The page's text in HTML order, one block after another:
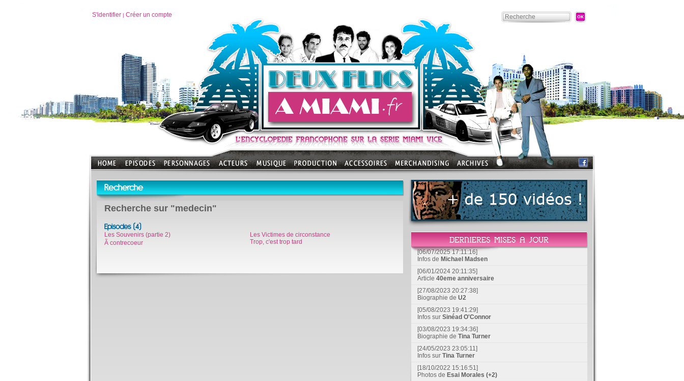
S'identifier | Créer un compte
Recherche
Recherche sur "medecin"
Episodes (4)
Les Souvenirs (partie 2)
Ã contrecoeur
Les Victimes de circonstance
Trop, c'est trop tard
[06/07/2025 17:11:16]
Infos de Michael Madsen
[06/01/2024 20:11:35]
Article 40eme anniversaire
[27/08/2023 20:27:38]
Biographie de U2
[05/08/2023 19:41:29]
Infos sur Sinéad O'Connor
[03/08/2023 19:34:36]
Biographie de Tina Turner
[24/05/2023 23:05:11]
Infos sur Tina Turner
[18/10/2022 15:16:51]
Photos de Esai Morales (+2)